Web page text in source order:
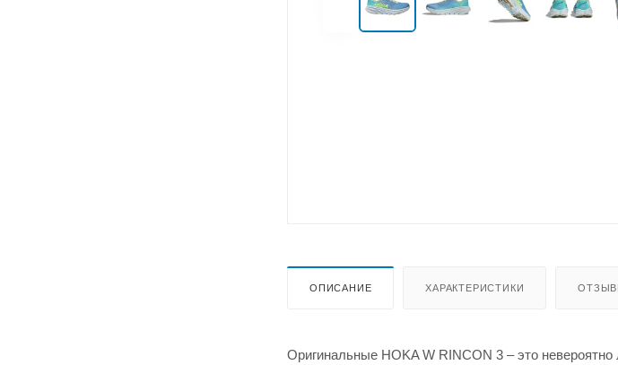
ОПИСАНИЕ ХАРАКТЕРИСТИКИ
Оригинальные HOKA W RINCON 3 – это